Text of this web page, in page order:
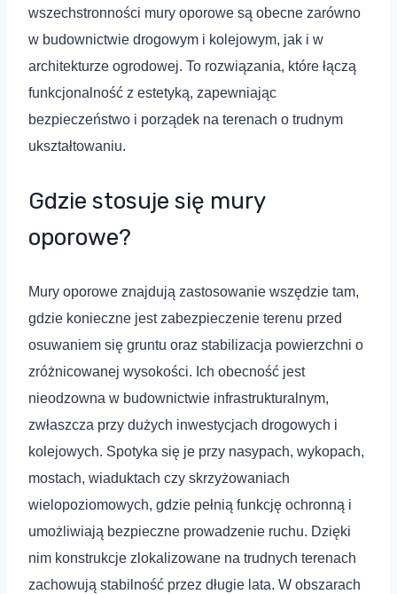
wszechstronności mury oporowe są obecne zarówno
w budownictwie drogowym i kolejowym, jak i w
architekturze ogrodowej. To rozwiązania, które łączą
funkcjonalność z estetyką, zapewniając
bezpieczeństwo i porządek na terenach o trudnym
ukształtowaniu.
Gdzie stosuje się mury
oporowe?
Mury oporowe znajdują zastosowanie wszędzie tam,
gdzie konieczne jest zabezpieczenie terenu przed
osuwaniem się gruntu oraz stabilizacja powierzchni o
zróżnicowanej wysokości. Ich obecność jest
nieodzowna w budownictwie infrastrukturalnym,
zwłaszcza przy dużych inwestycjach drogowych i
kolejowych. Spotyka się je przy nasypach, wykopach,
mostach, wiaduktach czy skrzyżowaniach
wielopoziomowych, gdzie pełnią funkcję ochronną i
umożliwiają bezpieczne prowadzenie ruchu. Dzięki
nim konstrukcje zlokalizowane na trudnych terenach
zachowują stabilność przez długie lata. W obszarach